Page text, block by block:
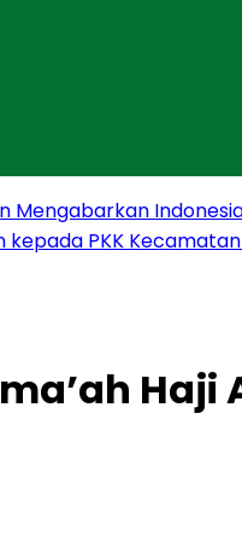
Mengabarkan
kepada PKK
Haji